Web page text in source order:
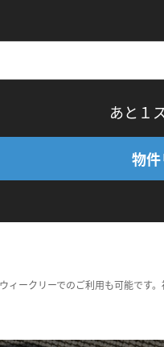
あと１
物
ークリーでのご利用も可能です